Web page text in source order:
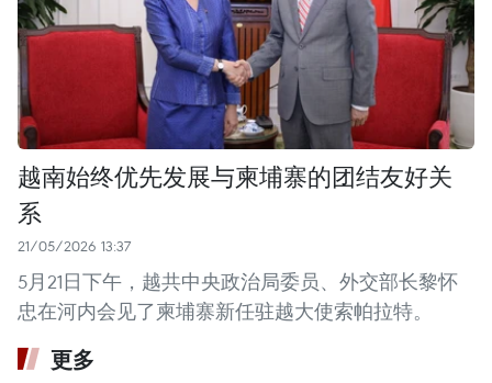
越南始终优先发展与柬埔寨的团结友好关
系
21/05/2026 13:37
5月21日下午，越共中央政治局委员、外交部长黎怀
忠在河内会见了柬埔寨新任驻越大使索帕拉特。
更多